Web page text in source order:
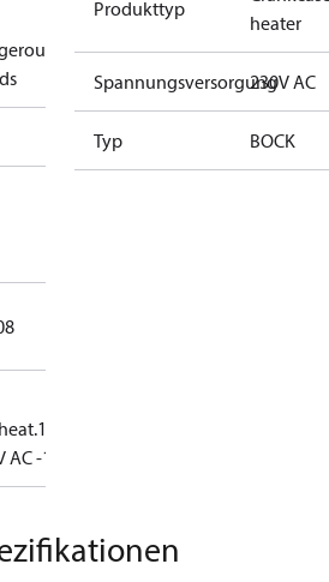
-1-
Produkttyp
heater
Spannungsversorgung230V AC
Typ BOCK